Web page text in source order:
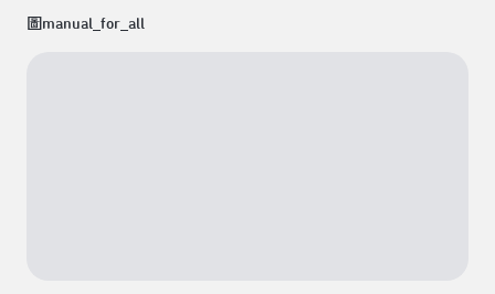
圖manual_for_all